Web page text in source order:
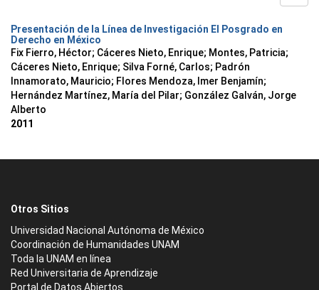
Presentación de la Línea de Investigación El Posgrado en
Derecho en México
Fix Fierro, Héctor; Cáceres Nieto, Enrique; Montes, Patricia;
Cáceres Nieto, Enrique; Silva Forné, Carlos; Padrón
Innamorato, Mauricio; Flores Mendoza, Imer Benjamín;
Hernández Martínez, María del Pilar; González Galván, Jorge
Alberto
2011
Otros Sitios
Universidad Nacional Autónoma de México
Coordinación de Humanidades UNAM
Toda la UNAM en línea
Red Universitaria de Aprendizaje
Portal de Datos Abiertos